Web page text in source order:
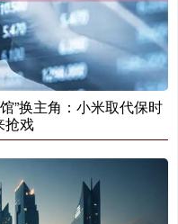
”换主角：小米取代保时
抢戏